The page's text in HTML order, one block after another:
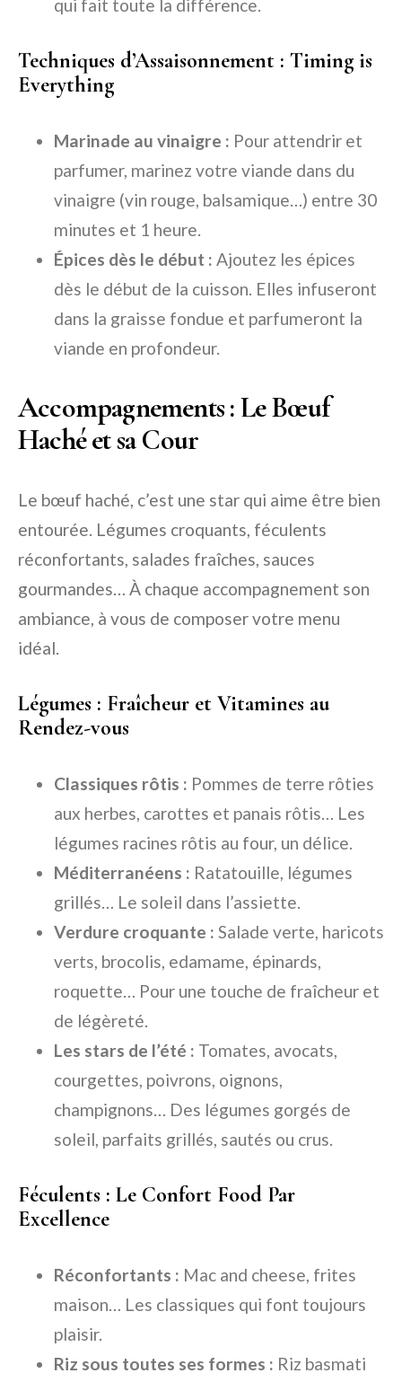
qui fait toute la différence.
Techniques d’Assaisonnement : Timing is
Everything
Marinade au vinaigre : Pour attendrir et
parfumer, marinez votre viande dans du
vinaigre (vin rouge, balsamique…) entre 30
minutes et 1 heure.
Épices dès le début : Ajoutez les épices
dès le début de la cuisson. Elles infuseront
dans la graisse fondue et parfumeront la
viande en profondeur.
Accompagnements : Le Bœuf
Haché et sa Cour
Le bœuf haché, c’est une star qui aime être bien
entourée. Légumes croquants, féculents
réconfortants, salades fraîches, sauces
gourmandes… À chaque accompagnement son
ambiance, à vous de composer votre menu
idéal.
Légumes : Fraîcheur et Vitamines au
Rendez-vous
Classiques rôtis : Pommes de terre rôties
aux herbes, carottes et panais rôtis… Les
légumes racines rôtis au four, un délice.
Méditerranéens : Ratatouille, légumes
grillés… Le soleil dans l’assiette.
Verdure croquante : Salade verte, haricots
verts, brocolis, edamame, épinards,
roquette… Pour une touche de fraîcheur et
de légèreté.
Les stars de l’été : Tomates, avocats,
courgettes, poivrons, oignons,
champignons… Des légumes gorgés de
soleil, parfaits grillés, sautés ou crus.
Féculents : Le Confort Food Par
Excellence
Réconfortants : Mac and cheese, frites
maison… Les classiques qui font toujours
plaisir.
Riz sous toutes ses formes : Riz basmati